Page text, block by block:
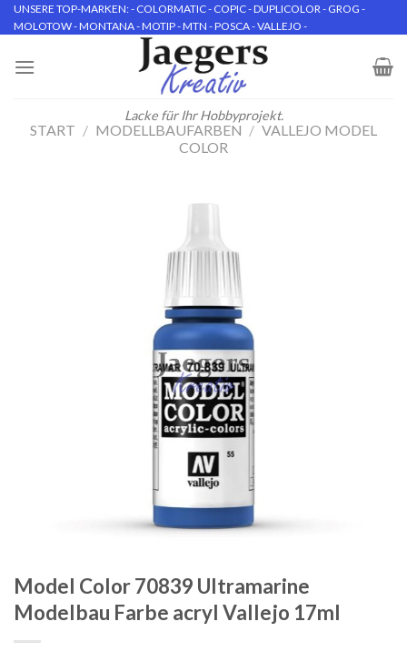
Skip
to
UNSERE TOP-MARKEN: - COLORMATIC - COPIC - DUPLICOLOR - GROG -
MOLOTOW - MONTANA - MOTIP - MTN - POSCA - VALLEJO -
Lacke für Ihr Hobbyprojekt.
START / MODELLBAUFARBEN / VALLEJO MODEL
COLOR
Model Color 70839 Ultramarine
Modelbau Farbe acryl Vallejo 17ml